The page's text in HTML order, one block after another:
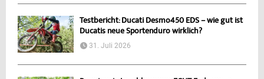
Testbericht: Ducati Desmo450 EDS – wie gut ist
Ducatis neue Sportenduro wirklich?
31. Juli 2026